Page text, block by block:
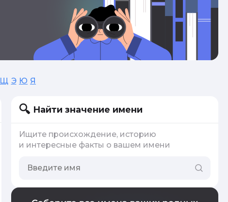
Щ Э Ю Я
Найти значение имени
Ищите происхождение, историю
и интересные факты о вашем имени